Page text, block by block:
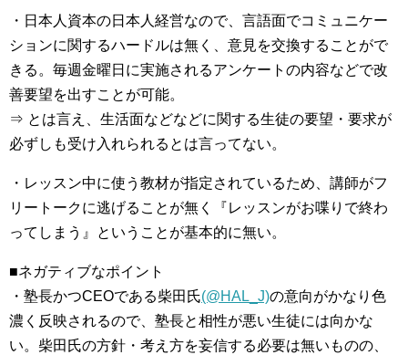
・日本人資本の日本人経営なので、言語面でコミュニケー
ションに関するハードルは無く、意見を交換することがで
きる。毎週金曜日に実施されるアンケートの内容などで改
善要望を出すことが可能。
⇒ とは言え、生活面などなどに関する生徒の要望・要求が
必ずしも受け入れられるとは言ってない。
・レッスン中に使う教材が指定されているため、講師がフ
リートークに逃げることが無く『レッスンがお喋りで終わ
ってしまう』ということが基本的に無い。
■ネガティブなポイント
・塾長かつCEOである柴田氏(@HAL_J)の意向がかなり色
濃く反映されるので、塾長と相性が悪い生徒には向かな
い。柴田氏の方針・考え方を妄信する必要は無いものの、